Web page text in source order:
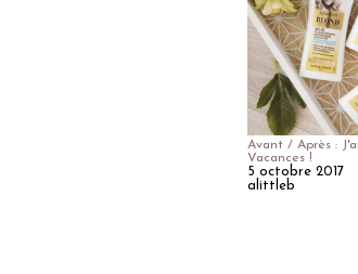
Avant / Après :
Vacances !
5 octobre 2017
alittleb